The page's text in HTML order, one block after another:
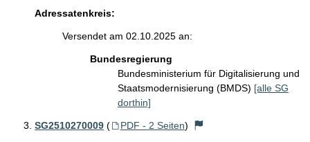
Adressatenkreis:
Versendet am 02.10.2025 an:
Bundesregierung
Bundesministerium für Digitalisierung und
Staatsmodernisierung (BMDS) [alle SG
dorthin]
SG2510270009 ( PDF - 2 Seiten)